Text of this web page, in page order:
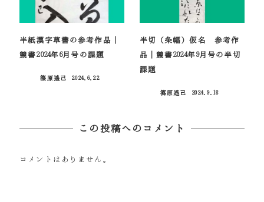
半紙漢字草書の参考作品｜
競書2024年6月号の課題
篠原遙己
2024.6.22
半切（条幅）仮名 参考作
品｜競書2024年9月号の半切
課題
篠原遙己
2024.9.18
この投稿へのコメント
コメントはありません。